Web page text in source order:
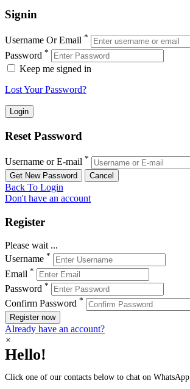
Signin
Username Or Email *
Password *
Keep me signed in
Lost Your Password?
Reset Password
Username or E-mail *
Back To Login
Don't have an account
Register
Please wait ...
Username *
Email *
Password *
Confirm Password *
Register now
Already have an account?
×
Hello!
Click one of our contacts below to chat on WhatsApp